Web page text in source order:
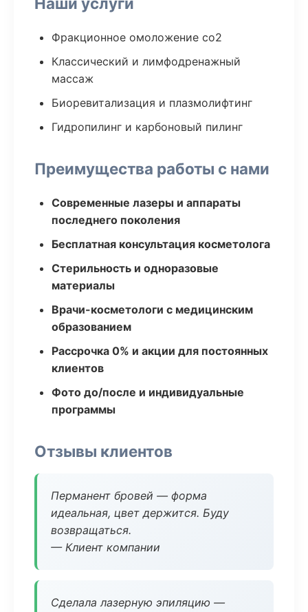
Фракционное омоложение co2
Классический и лимфодренажный
массаж
Биоревитализация и плазмолифтинг
Гидропилинг и карбоновый пилинг
Преимущества работы с нами
Современные лазеры и аппараты
последнего поколения
Бесплатная консультация косметолога
Стерильность и одноразовые
материалы
Врачи-косметологи с медицинским
образованием
Рассрочка 0% и акции для постоянных
клиентов
Фото до/после и индивидуальные
программы
Отзывы клиентов
Перманент бровей — форма
идеальная, цвет держится. Буду
возвращаться.
— Клиент компании
Сделала лазерную эпиляцию —